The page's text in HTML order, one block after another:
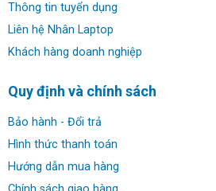
Thông tin tuyển dụng
Liên hệ Nhân Laptop
Khách hàng doanh nghiệp
Quy định và chính sách
Bảo hành - Đổi trả
Hình thức thanh toán
Hướng dẫn mua hàng